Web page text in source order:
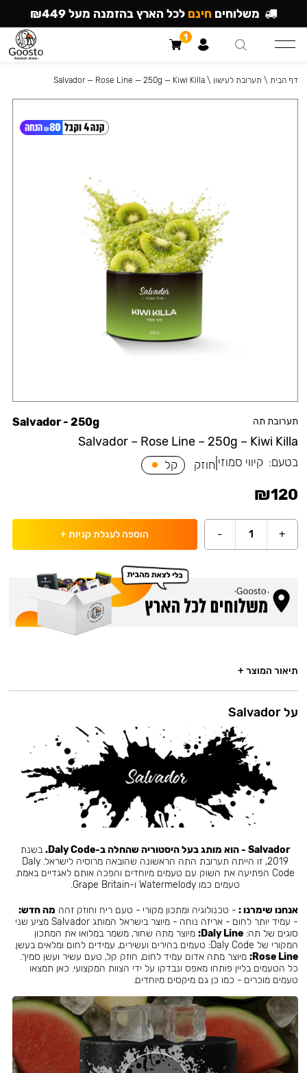
תערובת תה
Salvador – Rose Line – 250g – Kiwi Killa
Salvador - 250g
בטעם: קיווי סמוזי חוזק קל
₪120
+
1
- הוספה לעגלת קניות +
דף הבית \ תערובת לעישון \
Salvador — Rose Line — 250g — Kiwi Killa
תיאור המוצר +
על Salvador
Salvador - הוא מותג בעל היסטוריה שהחלה ב-Daly Code.
בשנת
2019, זו הייתה תערובת התה הראשונה שהובאה מרוסיה לישראל. Daly
Code הפתיעה את השוק עם טעמים מיוחדים והפכה אותם לאגדיים באמת.
טעמים כמו Watermelody ו-Grape Britain.
אנחנו שימרנו : - טכנולוגיה ומתכון מקורי - טעם ריח וחוזק זהה מה חדש:
- עמיד יותר לחום - אריזה נוחה - מיוצר בישראל המותג Salvador מציע שני
סוגים של תה:Daly Line: מיוצר מתה שחור, משמר במלואו את המתכון
המקורי של Daly Code: טעמים בהירים ועשירים, עמידים לחום ומלאים בעשן.
Rose Line: מיוצר מתה אדום עמיד לחום, חוזק קל, טעם עשיר ועשן סמיך.
כל הטעמים בליין פותחו מאפס ונבדקו על ידי הצוות המקצועי. כאן תמצאו
טעמים מוכרים - כמו כן גם מיקסים מיוחדים.
משלוחים חינם לכל הארץ בהזמנה מעל ₪449
1